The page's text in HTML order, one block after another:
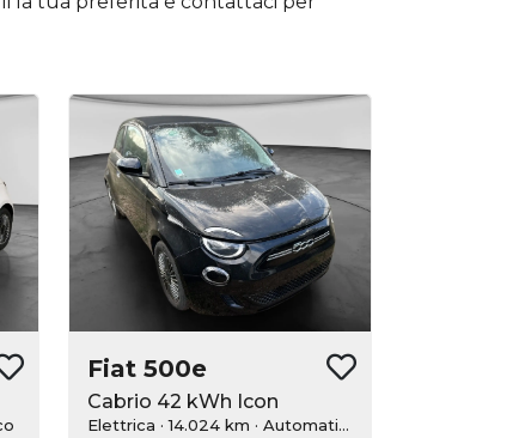
Fiat 500e
Cabrio 42 kWh Icon
Elettrica · 14.024 km · Automatico